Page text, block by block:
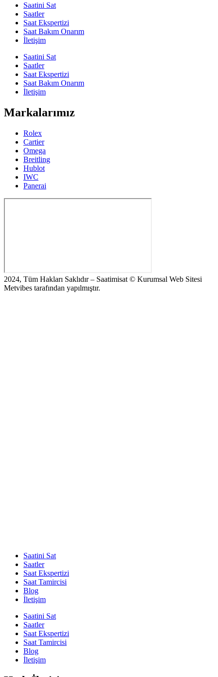
Saatini Sat
Saatler
Saat Ekspertizi
Saat Bakım Onarım
İletişim
Saatini Sat
Saatler
Saat Ekspertizi
Saat Bakım Onarım
İletişim
Markalarımız
Rolex
Cartier
Omega
Breitling
Hublot
IWC
Panerai
2024, Tüm Hakları Saklıdır – Saatimisat © Kurumsal Web Sitesi
Metvibes tarafından yapılmıştır.
Saatini Sat
Saatler
Saat Ekspertizi
Saat Tamircisi
Blog
İletişim
Saatini Sat
Saatler
Saat Ekspertizi
Saat Tamircisi
Blog
İletişim